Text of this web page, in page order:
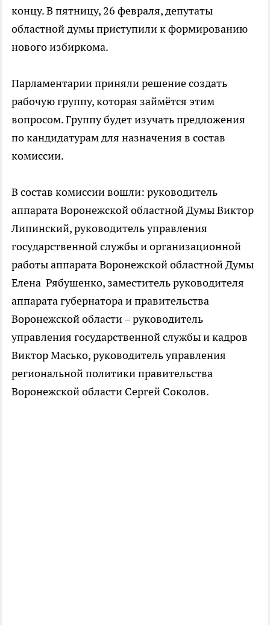
концу. В пятницу, 26 февраля, депутаты
областной думы приступили к формированию
нового избиркома.
Парламентарии приняли решение создать
рабочую группу, которая займётся этим
вопросом. Группу будет изучать предложения
по кандидатурам для назначения в состав
комиссии.
В состав комиссии вошли: руководитель
аппарата Воронежской областной Думы Виктор
Липинский, руководитель управления
государственной службы и организационной
работы аппарата Воронежской областной Думы
Елена Рябушенко, заместитель руководителя
аппарата губернатора и правительства
Воронежской области – руководитель
управления государственной службы и кадров
Виктор Масько, руководитель управления
региональной политики правительства
Воронежской области Сергей Соколов.